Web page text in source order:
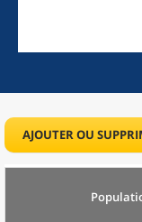
AJOUTER OU